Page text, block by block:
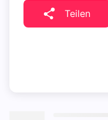
Teilen